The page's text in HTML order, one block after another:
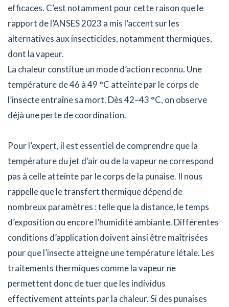
efficaces. C’est notamment pour cette raison que le
rapport de l’ANSES 2023 a mis l’accent sur les
alternatives aux insecticides, notamment thermiques,
dont la vapeur.
La chaleur constitue un mode d’action reconnu. Une
température de 46 à 49 °C atteinte par le corps de
l’insecte entraîne sa mort. Dès 42–43 °C, on observe
déjà une perte de coordination.
Pour l’expert, il est essentiel de comprendre que la
température du jet d’air ou de la vapeur ne correspond
pas à celle atteinte par le corps de la punaise. Il nous
rappelle que le transfert thermique dépend de
nombreux paramètres : telle que la distance, le temps
d’exposition ou encore l’humidité ambiante. Différentes
conditions d’application doivent ainsi être maîtrisées
pour que l’insecte atteigne une température létale. Les
traitements thermiques comme la vapeur ne
permettent donc de tuer que les individus
effectivement atteints par la chaleur. Si des punaises